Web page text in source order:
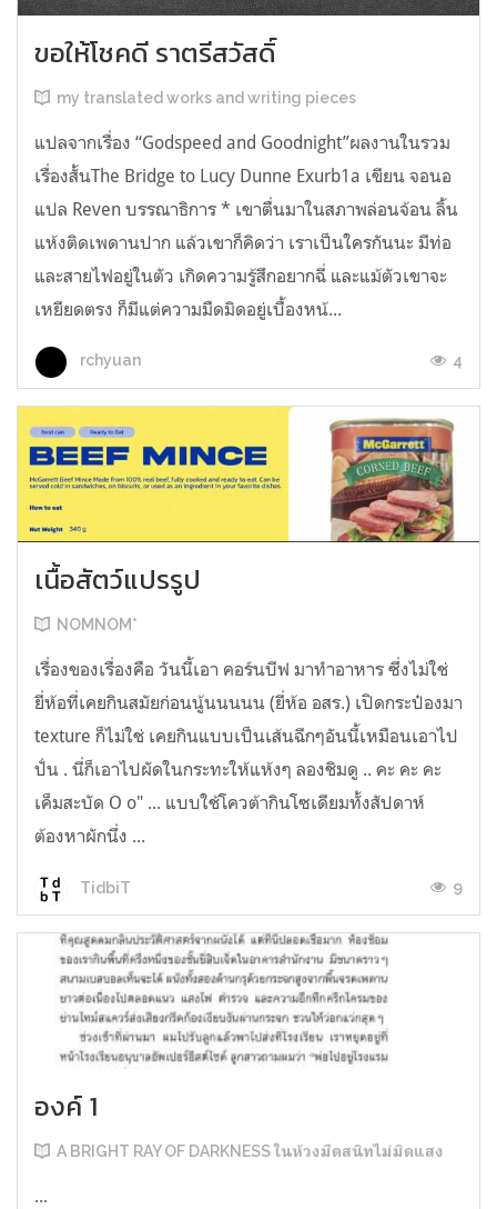
ขอให้โชคดี ราตรีสวัสดิ์
my translated works and writing pieces
แปลจากเรื่อง “Godspeed and Goodnight”ผลงานในรวม
เรื่องสั้นThe Bridge to Lucy Dunne Exurb1a เขียน จอนอ
แปล Reven บรรณาธิการ * เขาตื่นมาในสภาพล่อนจ้อน ลิ้น
แห้งติดเพดานปาก แล้วเขาก็คิดว่า เราเป็นใครกันนะ มีท่อ
และสายไฟอยู่ในตัว เกิดความรู้สึกอยากฉี่ และแม้ตัวเขาจะ
เหยียดตรง ก็มีแต่ความมืดมิดอยู่เบื้องหน้...
rchyuan 4
เนื้อสัตว์แปรรูป
NOMNOM*
เรื่องของเรื่องคือ วันนี้เอา คอร์นบีฟ มาทำอาหาร ซึ่งไม่ใช่
ยี่ห้อที่เคยกินสมัยก่อนนู้นนนนน (ยี่ห้อ อสร.) เปิดกระป๋องมา
texture ก็ไม่ใช่ เคยกินแบบเป็นเส้นฉีกๆอันนี้เหมือนเอาไป
ปั่น . นี่ก็เอาไปผัดในกระทะให้แห้งๆ ลองชิมดู .. คะ คะ คะ
เค็มสะบัด O o" ... แบบใช้โควต้ากินโซเดียมทั้งสัปดาห์
ต้องหาผักนึ่ง ...
TidbiT 9
องค์ 1
A BRIGHT RAY OF DARKNESS ในห้วงมืดสนิทไม่มิดแสง
...